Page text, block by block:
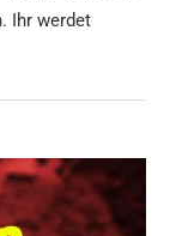
Ihr werdet